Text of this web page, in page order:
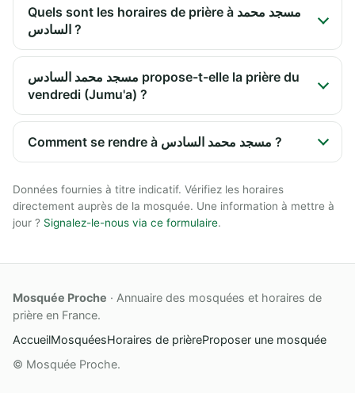
Quels sont les horaires de prière à مسجد محمد
السادس ?
مسجد محمد السادس propose-t-elle la prière du
vendredi (Jumu'a) ?
Comment se rendre à مسجد محمد السادس ?
Données fournies à titre indicatif. Vérifiez les horaires
directement auprès de la mosquée. Une information à mettre à
jour ? Signalez-le-nous via ce formulaire.
Mosquée Proche · Annuaire des mosquées et horaires de
prière en France.
AccueilMosquéesHoraires de prièreProposer une mosquée
© Mosquée Proche.